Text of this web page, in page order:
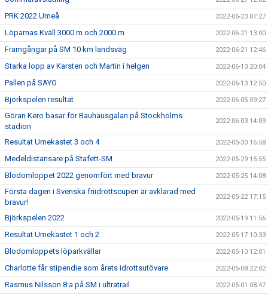
PRK 2022 Umeå 2022-06-23 07:27
Löparnas Kväll 3000 m och 2000 m 2022-06-21 13:00
Framgångar på SM 10 km landsväg 2022-06-21 12:46
Starka lopp av Karsten och Martin i helgen 2022-06-13 20:04
Pallen på SAYO 2022-06-13 12:50
Björkspelen resultat 2022-06-05 09:27
Göran Kero basar för Bauhausgalan på Stockholms
stadion
2022-06-03 14:09
Resultat Umekastet 3 och 4 2022-05-30 16:58
Medeldistansare på Stafett-SM 2022-05-29 15:55
Blodomloppet 2022 genomfört med bravur 2022-05-25 14:08
Första dagen i Svenska friidrottscupen är avklarad med
bravur!
2022-05-22 17:15
Björkspelen 2022 2022-05-19 11:56
Resultat Umekastet 1 och 2 2022-05-17 10:33
Blodomloppets löparkvällar 2022-05-10 12:01
Charlotte får stipendie som årets idrottsutövare 2022-05-08 22:02
Rasmus Nilsson 8:a på SM i ultratrail 2022-05-01 08:47